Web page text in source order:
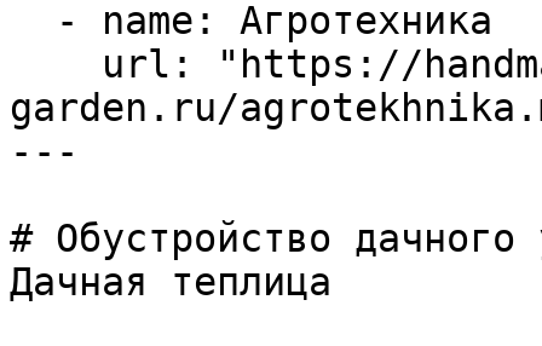
garden.ru/
---
# Обустройство
Дачная теплица